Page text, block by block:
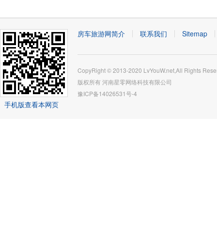
手机版查看本网页
房车旅游网简介 联系我们 Sitemap
CopyRight © 2013-2020 LvYouW.net,All Rights
版权所有河南星零网络科技有限公司
豫ICP备14026531号-4